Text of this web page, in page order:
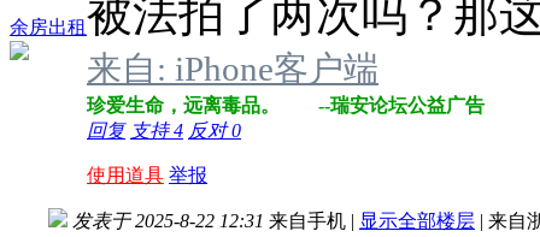
余房出租被法拍了两次吗？那
来自: iPhone客户端
珍爱生命，远离毒品。 --瑞安论坛公益广告
回复 支持4 反对0
使用道具 举报
发表于 2025-8-22 12:31 来自手机 | 显示全部楼层 | 来自